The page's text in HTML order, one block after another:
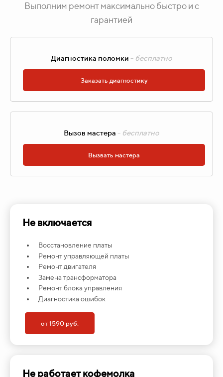
Выполним ремонт максимально быстро и с
гарантией
Диагностика поломки - бесплатно
Заказать диагностику
Вызов мастера - бесплатно
Вызвать мастера
Не включается
Восстановление платы
Ремонт управляющей платы
Ремонт двигателя
Замена трансформатора
Ремонт блока управления
Диагностика ошибок
от 1590 руб.
Не работает кофемолка